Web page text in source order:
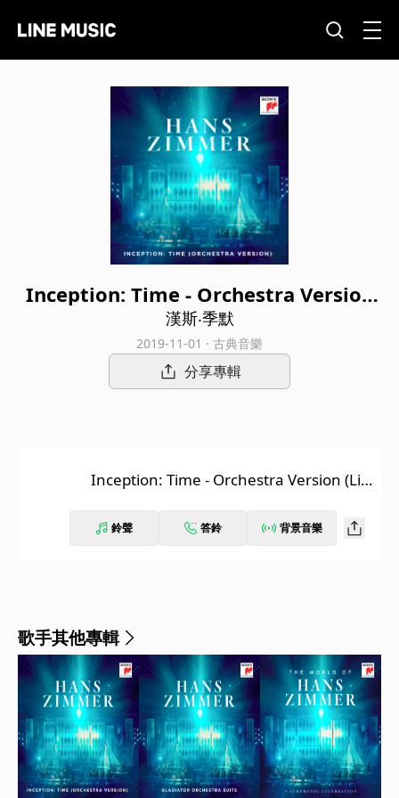
Inception: Time - Orchestra Version
(Live)
漢斯‧季默
2019-11-01 · 古典音樂
分享專輯
Inception: Time - Orchestra Version (Liv
鈴聲 答鈴 背景音樂
歌手其他專輯